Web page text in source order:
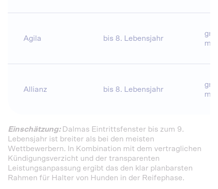
Agila bis 8. Lebensjahr
Allianz bis 8. Lebensjahr
Einschätzung: Dalmas Eintrittsfenster bis zum 9.
Lebensjahr ist breiter als bei den meisten
Wettbewerbern. In Kombination mit dem vertraglichen
Kündigungsverzicht und der transparenten
Leistungsanpassung ergibt das den klar planbarsten
Rahmen für Halter von Hunden in der Reifephase.